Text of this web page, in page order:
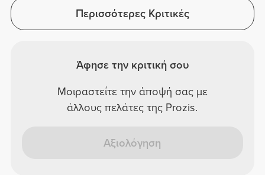
Περισσότερες Κριτικές
Άφησε την κριτική σου
Μοιραστείτε την άποψή σας με
άλλους πελάτες της Prozis.
Αξιολόγηση